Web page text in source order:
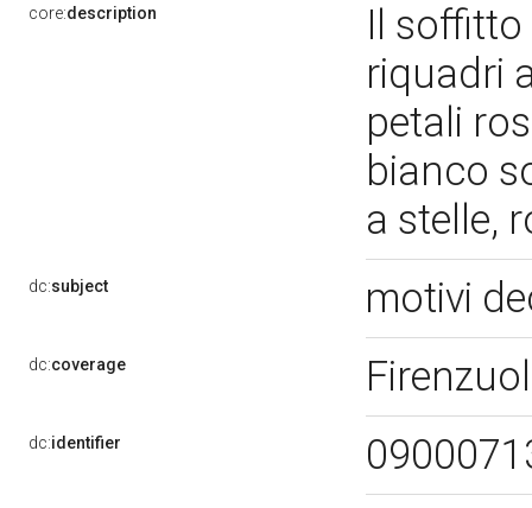
core:description
Il
riquadri
petali
bianco
a stelle,
dc:subject motivi
dc:coverage
dc:identifier